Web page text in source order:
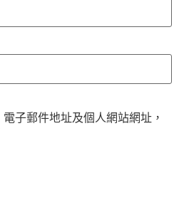
子郵件地址及個人網站網址，